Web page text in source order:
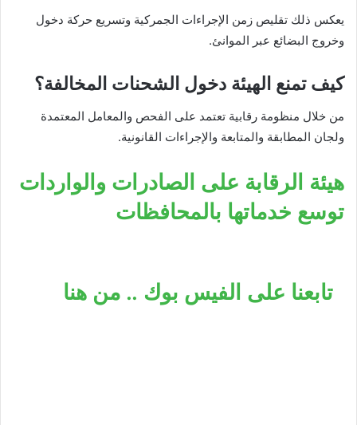
يعكس ذلك تقليص زمن الإجراءات الجمركية وتسريع حركة دخول
وخروج البضائع عبر الموانئ.
كيف تمنع الهيئة دخول الشحنات المخالفة؟
من خلال منظومة رقابية تعتمد على الفحص والمعامل المعتمدة
ولجان المطابقة والمتابعة والإجراءات القانونية.
هيئة الرقابة على الصادرات والواردات
توسع خدماتها بالمحافظات
تابعنا على الفيس بوك .. من هنا